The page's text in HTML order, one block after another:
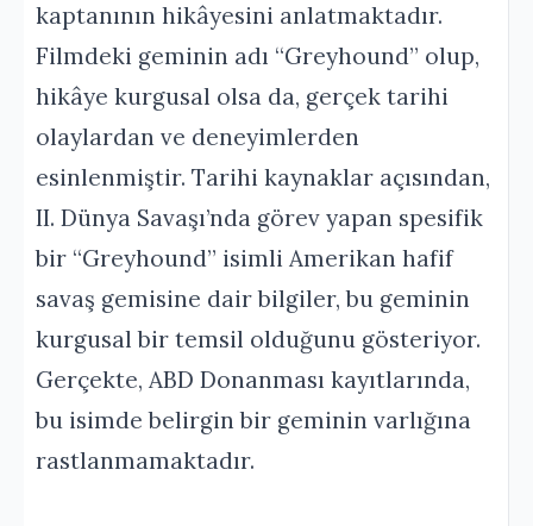
kaptanının hikâyesini anlatmaktadır.
Filmdeki geminin adı “Greyhound” olup,
hikâye kurgusal olsa da, gerçek tarihi
olaylardan ve deneyimlerden
esinlenmiştir. Tarihi kaynaklar açısından,
II. Dünya Savaşı’nda görev yapan spesifik
bir “Greyhound” isimli Amerikan hafif
savaş gemisine dair bilgiler, bu geminin
kurgusal bir temsil olduğunu gösteriyor.
Gerçekte, ABD Donanması kayıtlarında,
bu isimde belirgin bir geminin varlığına
rastlanmamaktadır.